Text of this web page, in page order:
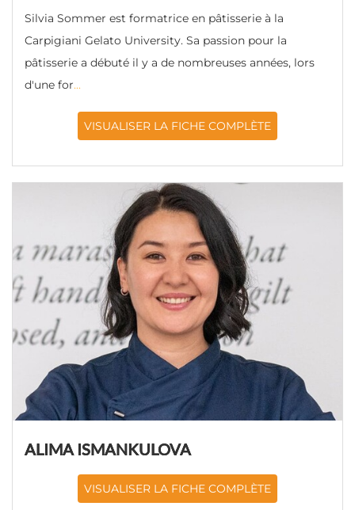
Silvia Sommer est formatrice en pâtisserie à la
Carpigiani Gelato University. Sa passion pour la
pâtisserie a débuté il y a de nombreuses années, lors
d'une for...
VISUALISER LA FICHE COMPLÈTE
ALIMA ISMANKULOVA
VISUALISER LA FICHE COMPLÈTE